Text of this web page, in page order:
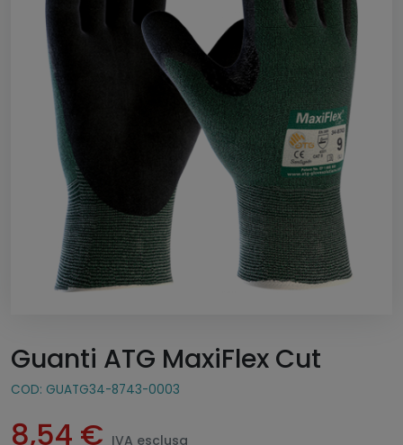
Guanti ATG MaxiFlex Cut
COD: GUATG34-8743-0003
8,54 € IVA esclusa